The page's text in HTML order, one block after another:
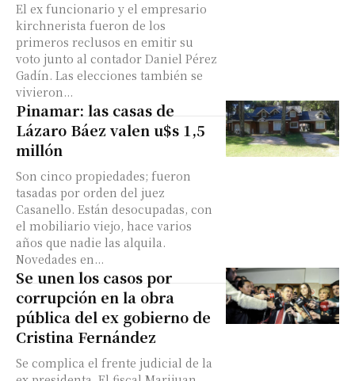
El ex funcionario y el empresario
kirchnerista fueron de los
primeros reclusos en emitir su
voto junto al contador Daniel Pérez
Gadín. Las elecciones también se
vivieron...
Pinamar: las casas de
Lázaro Báez valen u$s 1,5
millón
Son cinco propiedades; fueron
tasadas por orden del juez
Casanello. Están desocupadas, con
el mobiliario viejo, hace varios
años que nadie las alquila.
Novedades en...
Se unen los casos por
corrupción en la obra
pública del ex gobierno de
Cristina Fernández
Se complica el frente judicial de la